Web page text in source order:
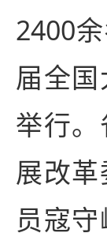
2400
届全
举行
展改
员寇